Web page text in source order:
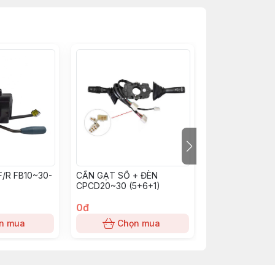
R FB10~30-
mua
CẦN GẠT SỐ + ĐÈN
CPCD20~30 (5+6+1)
0đ
Chọn mua